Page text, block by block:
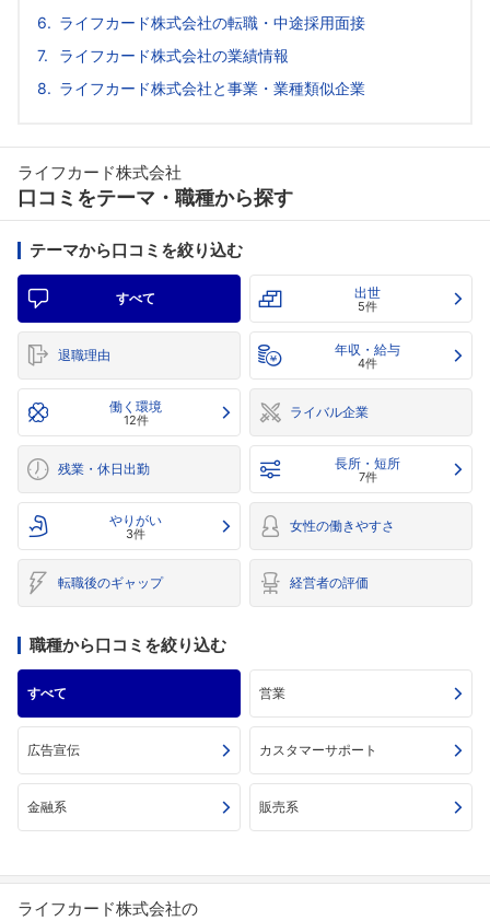
ライフカード株式会社の転職・中途採用面接
ライフカード株式会社の業績情報
ライフカード株式会社と事業・業種類似企業
ライフカード株式会社
口コミをテーマ・職種から探す
テーマから口コミを絞り込む
すべて 出世
5件
退職理由 年収・給与
4件
働く環境
12件 ライバル企業
残業・休日出勤 長所・短所
7件
やりがい
3件 女性の働きやすさ
転職後のギャップ 経営者の評価
職種から口コミを絞り込む
すべて 営業
広告宣伝 カスタマーサポート
金融系 販売系
ライフカード株式会社の